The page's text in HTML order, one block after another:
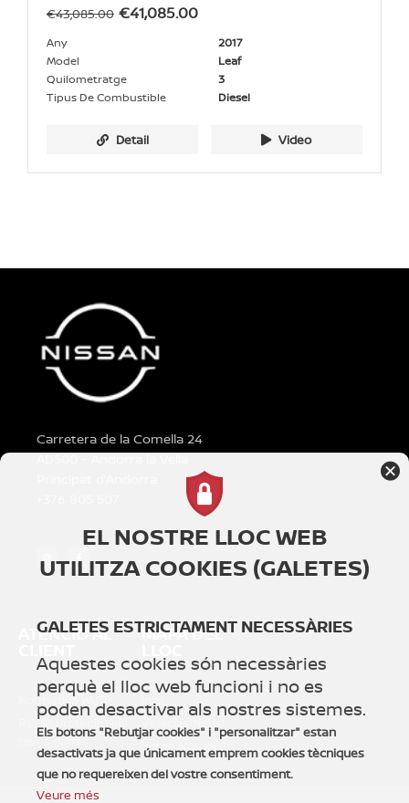
€43,085.00 €41,085.00
Any
2017
Model
Leaf
Quilometratge
3
Tipus De Combustible
Diesel
Detail Video
Carretera de la Comella 24
AD500 – Andorra la Vella
ATENCIÓ AL
Normativa WLTP
RGDP: Protegim les
teves dades
MAPA DEL
Inici
Sobre Nosaltres
EL NOSTRE LLOC WEB
UTILITZA COOKIES (GALETES)
GALETES ESTRICTAMENT NECESSÀRIES
Aquestes cookies són necessàries
perquè el lloc web funcioni i no es
poden desactivar als nostres sistemes.
Els botons "Rebutjar cookies" i "personalitzar" estan
desactivats ja que únicament emprem cookies tècniques
que no requereixen del vostre consentiment.
Veure més